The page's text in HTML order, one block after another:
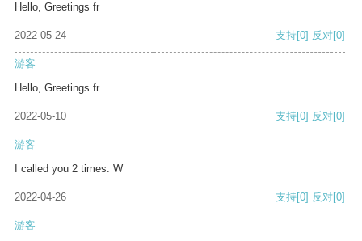
Hello, Greetings fr
2022-05-24 支持[0] 反对[0]
游客
Hello, Greetings fr
2022-05-10 支持[0] 反对[0]
游客
I called you 2 times. W
2022-04-26 支持[0] 反对[0]
游客